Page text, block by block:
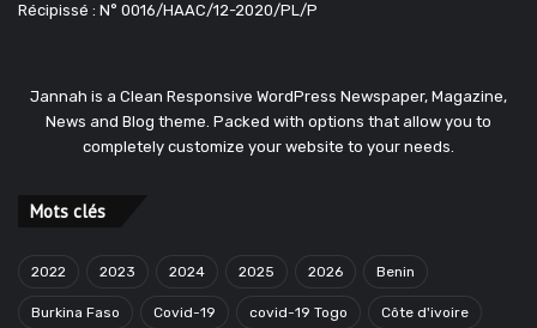
Récipissé : N° 0016/HAAC/12-2020/PL/P
Jannah is a Clean Responsive WordPress Newspaper, Magazine,
News and Blog theme. Packed with options that allow you to
completely customize your website to your needs.
Mots clés
2022 2023 2024 2025 2026 Benin
Burkina Faso Covid-19 covid-19 Togo Côte d'ivoire